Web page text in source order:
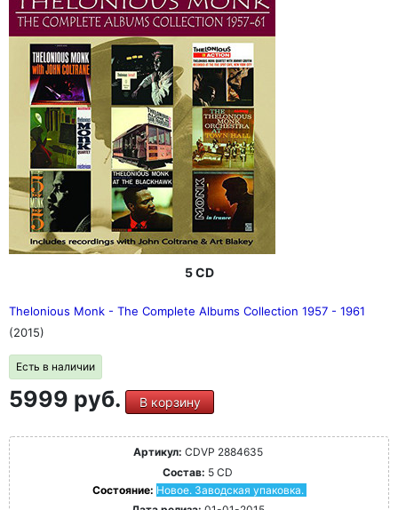
5 CD
Thelonious Monk - The Complete Albums Collection 1957 - 1961
(2015)
Есть в наличии
5999 руб. В корзину
Артикул: CDVP 2884635
Состав: 5 CD
Состояние: Новое. Заводская упаковка.